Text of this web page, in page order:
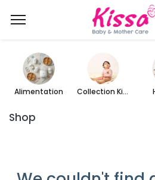
Alimentation Collection Kissa
Shop